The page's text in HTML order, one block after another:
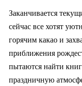
Заканчивается
сейчас все хотят
горячим какао и
приближения
пытаются найти
праздничную